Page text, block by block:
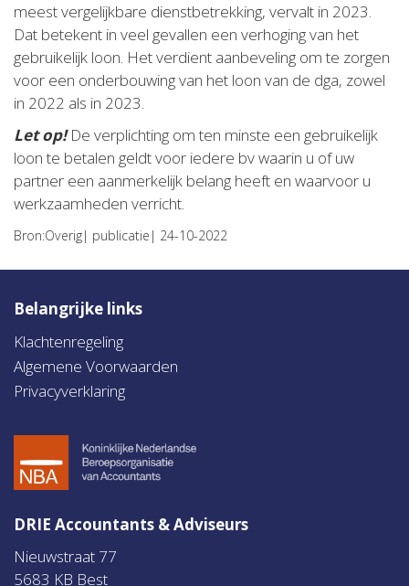
meest vergelijkbare dienstbetrekking, vervalt in 2023.
Dat betekent in veel gevallen een verhoging van het
gebruikelijk loon. Het verdient aanbeveling om te zorgen
voor een onderbouwing van het loon van de dga, zowel
in 2022 als in 2023.
Let op!De verplichting om ten minste een gebruikelijk
loon te betalen geldt voor iedere bv waarin u of uw
partner een aanmerkelijk belang heeft en waarvoor u
werkzaamheden verricht.
Bron:Overig| publicatie| 24-10-2022
Belangrijke links
Klachtenregeling
Algemene Voorwaarden
Privacyverklaring
DRIE Accountants & Adviseurs
Nieuwstraat 77
5683 KB Best